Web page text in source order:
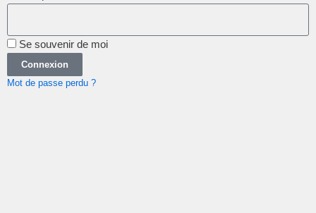
Se souvenir de moi
Connexion
Mot de passe perdu ?